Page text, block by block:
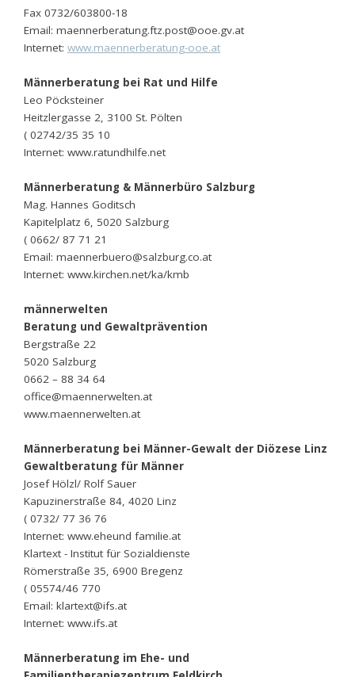
Fax 0732/603800-18
Email: maennerberatung.ftz.post@ooe.gv.at
Internet: www.maennerberatung-ooe.at
Männerberatung bei Rat und Hilfe
Leo Pöcksteiner
Heitzlergasse 2, 3100 St. Pölten
( 02742/35 35 10
Internet: www.ratundhilfe.net
Männerberatung & Männerbüro Salzburg
Mag. Hannes Goditsch
Kapitelplatz 6, 5020 Salzburg
( 0662/ 87 71 21
Email: maennerbuero@salzburg.co.at
Internet: www.kirchen.net/ka/kmb
männerwelten
Beratung und Gewaltprävention
Bergstraße 22
5020 Salzburg
0662 – 88 34 64
office@maennerwelten.at
www.maennerwelten.at
Männerberatung bei Männer-Gewalt der Diözese Linz
Gewaltberatung für Männer
Josef Hölzl/ Rolf Sauer
Kapuzinerstraße 84, 4020 Linz
( 0732/ 77 36 76
Internet: www.eheund familie.at
Klartext - Institut für Sozialdienste
Römerstraße 35, 6900 Bregenz
( 05574/46 770
Email: klartext@ifs.at
Internet: www.ifs.at
Männerberatung im Ehe- und